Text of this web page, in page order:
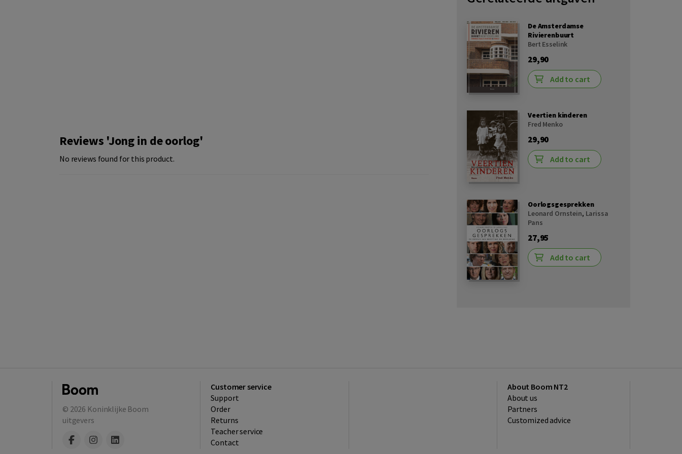
Reviews 'Jong in de oorlog'
No reviews found for this product.
De Amsterdamse
Rivierenbuurt
Bert Esselink
29,90
Add to cart
Veertien kinderen
Fred Menko
29,90
Add to cart
Oorlogsgesprekken
Leonard Ornstein, Larissa
Pans
27,95
Add to cart
© 2026 Koninklijke Boom
uitgevers
Customer service
Support
Order
Returns
Teacher service
Contact
About Boom NT2
About us
Partners
Customized advice